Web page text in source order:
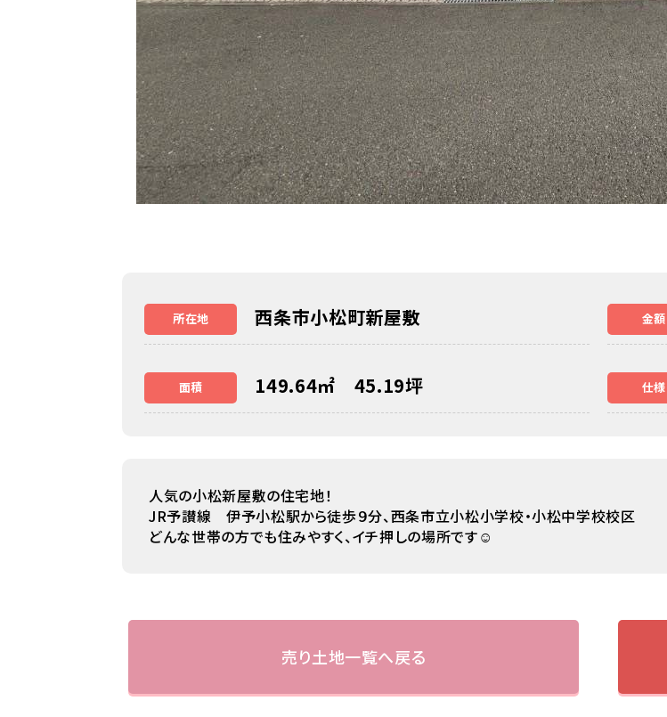
所在地 西条市小松町新屋敷 金額
面積 149.64㎡ 45.19坪 仕様
人気の小松新屋敷の住宅地！
JR予讃線 伊予小松駅から徒歩９分、西条市立小松小学校・小松中学校校区
どんな世帯の方でも住みやすく、イチ押しの場所です☺
売り土地一覧へ戻る